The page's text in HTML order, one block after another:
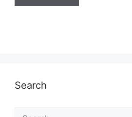
Search